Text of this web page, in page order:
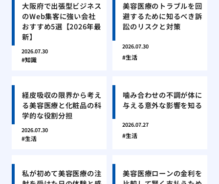
大阪府で出張型ビジネス
のWeb集客に強い会社
おすすめ5選【2026年最
新】
2026.07.30
知識
美容医療のトラブルを回
避するために知るべき訴
訟のリスクと対策
2026.07.30
生活
経皮吸収の限界から考え
る美容医療と化粧品の科
学的な役割分担
2026.07.30
生活
噛み合わせの不調が体に
与える意外な影響を知る
2026.07.27
生活
私が初めて美容医療の注
美容医療ローンの金利を